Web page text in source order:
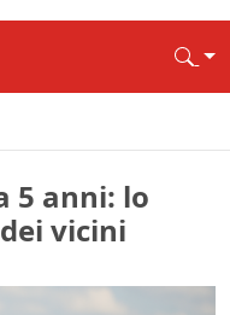
5 anni: lo
vicini